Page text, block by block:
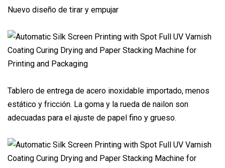
Nuevo diseño de tirar y empujar
Tablero de entrega de acero inoxidable importado, menos
estático y fricción. La goma y la rueda de nailon son
adecuadas para el ajuste de papel fino y grueso.